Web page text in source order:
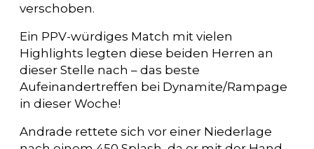
verschoben.
Ein PPV-würdiges Match mit vielen
Highlights legten diese beiden Herren an
dieser Stelle nach – das beste
Aufeinandertreffen bei Dynamite/Rampage
in dieser Woche!
Andrade rettete sich vor einer Niederlage